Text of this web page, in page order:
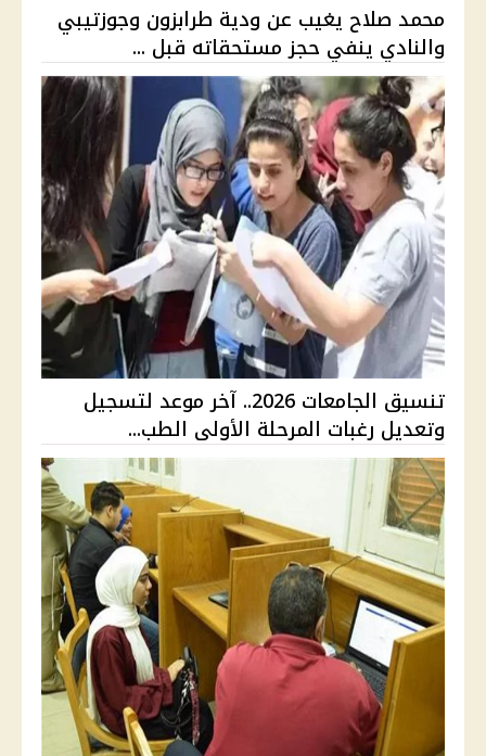
محمد صلاح يغيب عن ودية طرابزون وجوزتيبي
والنادي ينفي حجز مستحقاته قبل ...
تنسيق الجامعات 2026.. آخر موعد لتسجيل
وتعديل رغبات المرحلة الأولى الطب...